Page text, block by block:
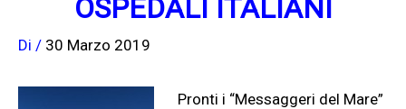
OSPEDALI ITALIANI
Di / 30 Marzo 2019
Pronti i “Messaggeri del Mare”